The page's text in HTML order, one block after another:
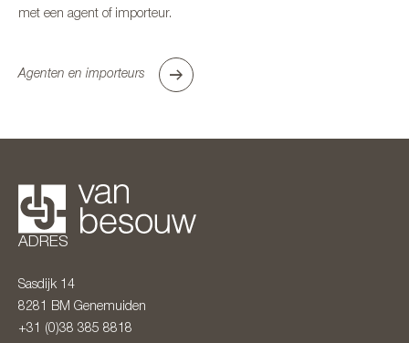
met een agent of importeur.
Agenten en importeurs
ADRES
Sasdijk 14
8281 BM Genemuiden
+31 (0)38 385 8818